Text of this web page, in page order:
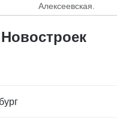
Алексеевская.